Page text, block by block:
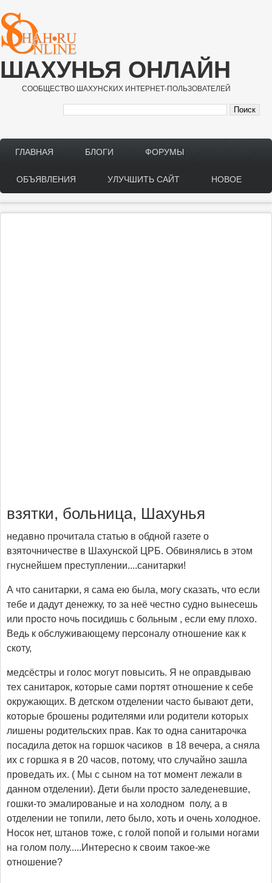
Перейти к основному содержанию
ШАХУНЬЯ ОНЛАЙН
СООБЩЕСТВО ШАХУНСКИХ ИНТЕРНЕТ-ПОЛЬЗОВАТЕЛЕЙ
Main menu
ГЛАВНАЯ БЛОГИ ФОРУМЫ
ОБЪЯВЛЕНИЯ УЛУЧШИТЬ САЙТ НОВОЕ
взятки, больница, Шахунья
недавно прочитала статью в обдной газете о
взяточничестве в Шахунской ЦРБ. Обвинялись в этом
гнуснейшем преступлении....санитарки!
А что санитарки, я сама ею была, могу сказать, что если
тебе и дадут денежку, то за неё честно судно вынесешь
или просто ночь посидишь с больным , если ему плохо.
Ведь к обслуживающему персоналу отношение как к
скоту,
медсёстры и голос могут повысить. Я не оправдываю
тех санитарок, которые сами портят отношение к себе
окружающих. В детском отделении часто бывают дети,
которые брошены родителями или родители которых
лишены родительских прав. Как то одна санитарочка
посадила деток на горшок часиков в 18 вечера, а сняла
их с горшка я в 20 часов, потому, что случайно зашла
проведать их. ( Мы с сыном на тот момент лежали в
данном отделении). Дети были просто заледеневшие,
гошки-то эмалированые и на холодном полу, а в
отделении не топили, лето было, хоть и очень холодное.
Носок нет, штанов тоже, с голой попой и голыми ногами
на голом полу.....Интересно к своим такое-же
отношение?